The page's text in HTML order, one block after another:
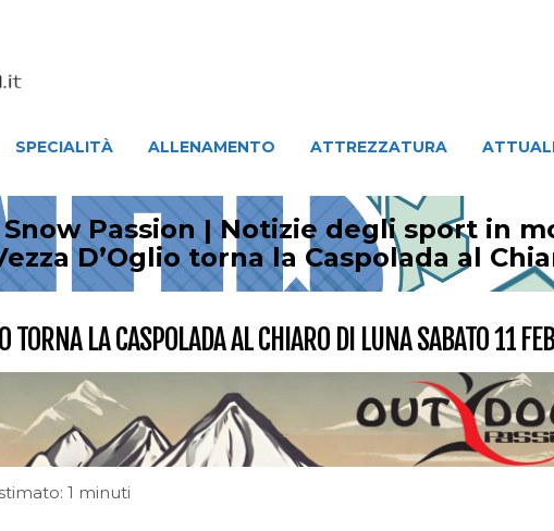
SPECIALITÀ ALLENAMENTO ATTREZZATURA
Snow Passion | Notizie degli sport in
D’Oglio torna la Caspolada al
TORNA LA CASPOLADA AL CHIARO DI LUNA SABATO 11
1 minuti